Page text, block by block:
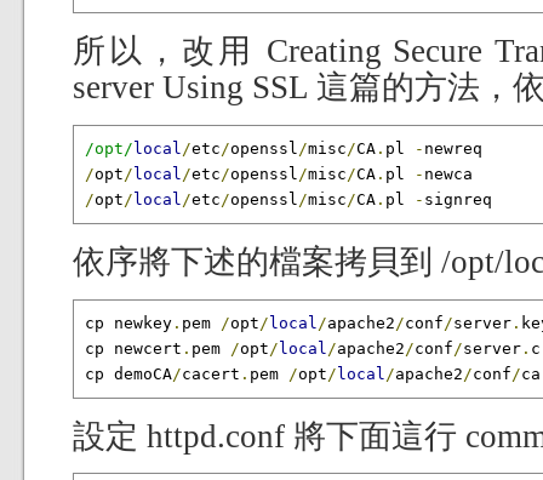
所以，改用 Creating Secure
server Using SSL 這篇的方法，
/opt/ local/etc/openssl/misc/CA. pl -
/opt/ local/etc/openssl/misc/CA. pl -
/opt/ local/etc/openssl/misc/CA. pl - signreq
依序將下述的檔案拷貝到 /opt/
cp newkey. pem /opt/ local/apache2/conf/server.
cp newcert . pem /opt/ local/apache2/conf/server.
cp demoCA/cacert . pem /opt/ local/apache2/conf/ca
設定 httpd.conf 將下面這行